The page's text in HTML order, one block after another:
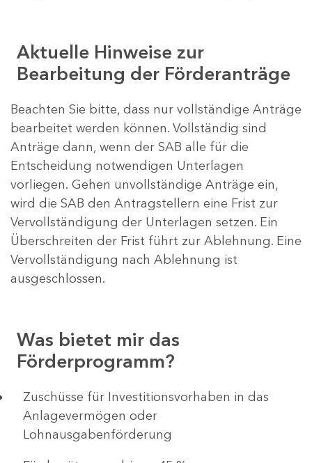
Aktuelle Hinweise zur
Bearbeitung der Förderanträge
Beachten Sie bitte, dass nur vollständige Anträge
bearbeitet werden können. Vollständig sind
Anträge dann, wenn der SAB alle für die
Entscheidung notwendigen Unterlagen
vorliegen. Gehen unvollständige Anträge ein,
wird die SAB den Antragstellern eine Frist zur
Vervollständigung der Unterlagen setzen. Ein
Überschreiten der Frist führt zur Ablehnung. Eine
Vervollständigung nach Ablehnung ist
ausgeschlossen.
Was bietet mir das
Förderprogramm?
​​​​​​Zuschüsse für Investitionsvorhaben in das
Anlagevermögen oder
Lohnausgabenförderung